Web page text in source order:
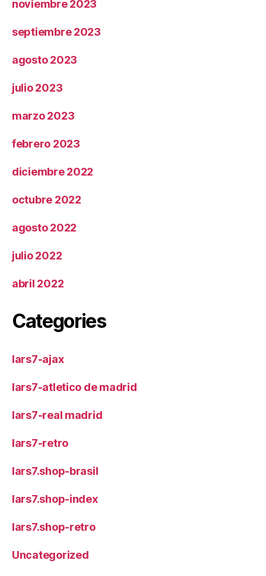
noviembre 2023
septiembre 2023
agosto 2023
julio 2023
marzo 2023
febrero 2023
diciembre 2022
octubre 2022
agosto 2022
julio 2022
abril 2022
Categories
lars7-ajax
lars7-atletico de madrid
lars7-real madrid
lars7-retro
lars7.shop-brasil
lars7.shop-index
lars7.shop-retro
Uncategorized